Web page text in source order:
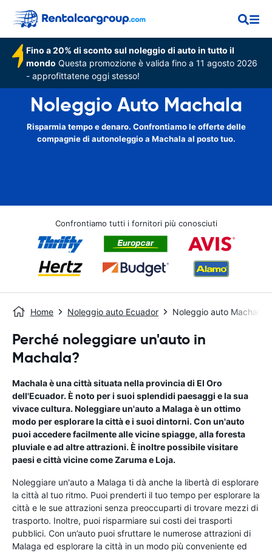
Fino a 20% di sconto sul noleggio di auto in tutto il
mondo Questa promozione è valida fino a 11 agosto 2026
- approfittatene oggi stesso!
Noleggio Auto Machala
Risparmia tempo e denaro. Confrontiamo le offerte delle
compagnie di autonoleggio a Machala al posto tuo.
Confrontiamo tutti i fornitori più conosciuti
Home Noleggio auto Ecuador Noleggio auto Machala
Perché noleggiare un'auto in
Machala?
Machala è una città situata nella provincia di El Oro
dell'Ecuador. È noto per i suoi splendidi paesaggi e la sua
vivace cultura. Noleggiare un'auto a Malaga è un ottimo
modo per esplorare la città e i suoi dintorni. Con un'auto
puoi accedere facilmente alle vicine spiagge, alla foresta
pluviale e ad altre attrazioni. È inoltre possibile visitare
paesi e città vicine come Zaruma e Loja.
Noleggiare un'auto a Malaga ti dà anche la libertà di esplorare
la città al tuo ritmo. Puoi prenderti il ​​tuo tempo per esplorare la
città e le sue attrazioni senza preoccuparti di trovare mezzi di
trasporto. Inoltre, puoi risparmiare sui costi dei trasporti
pubblici. Con un’auto puoi sfruttare le numerose attrazioni di
Malaga ed esplorare la città in un modo più conveniente ed